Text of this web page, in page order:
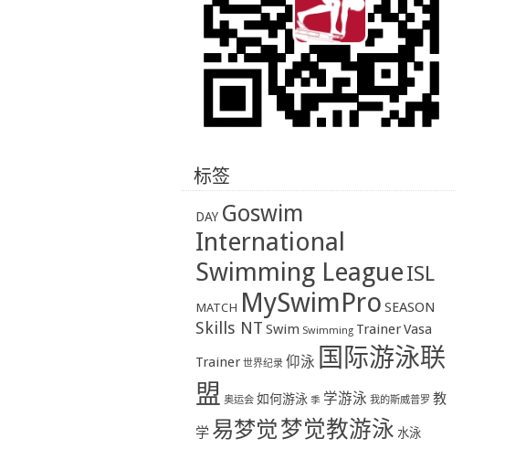
标签
DAY Goswim
International
Swimming LeagueISL
MATCH MySwimPro SEASON
Skills NT Swim Swimming TrainerVasa
Trainer 世界纪录 仰泳 国际游泳联
盟 奥运会 如何游泳 季 学游泳 我的斯威普罗 教
学 易梦觉梦觉教游泳 水泳